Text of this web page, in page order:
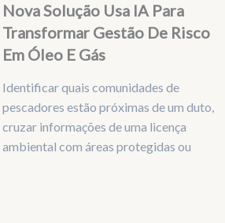
Nova Solução Usa IA Para
Transformar Gestão De Risco
Em Óleo E Gás
Identificar quais comunidades de
pescadores estão próximas de um duto,
cruzar informações de uma licença
ambiental com áreas protegidas ou